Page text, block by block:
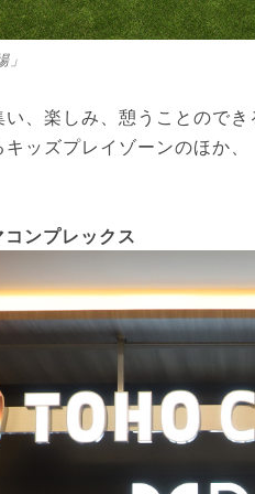
、楽しみ、憩うことので
ッズプレイゾーンのほか
ンプレックス